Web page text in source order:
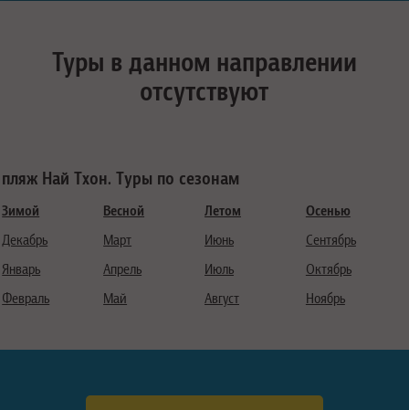
Туры в данном направлении
отсутствуют
пляж Най Тхон. Туры по сезонам
Зимой
Декабрь
Январь
Февраль
Весной
Март
Апрель
Май
Летом
Июнь
Июль
Август
Осенью
Сентябрь
Октябрь
Ноябрь